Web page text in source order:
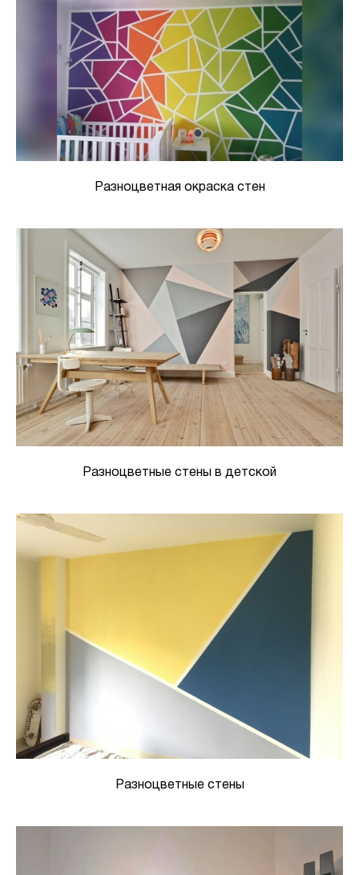
Разноцветная окраска стен
Разноцветные стены в детской
Разноцветные стены